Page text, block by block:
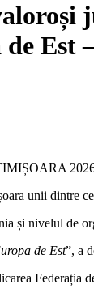
Est
unii
și nivelul de
de Est”, a